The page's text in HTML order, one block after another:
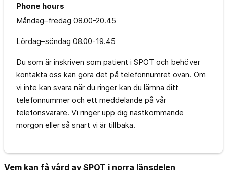
Phone hours
Måndag–fredag 08.00-20.45
Lördag–söndag 08.00-19.45
Du som är inskriven som patient i SPOT och behöver
kontakta oss kan göra det på telefonnumret ovan. Om
vi inte kan svara när du ringer kan du lämna ditt
telefonnummer och ett meddelande på vår
telefonsvarare. Vi ringer upp dig nästkommande
morgon eller så snart vi är tillbaka.
Vem kan få vård av SPOT i norra länsdelen